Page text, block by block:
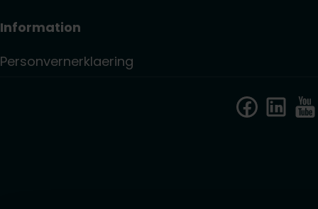
Information
Personvernerklaering